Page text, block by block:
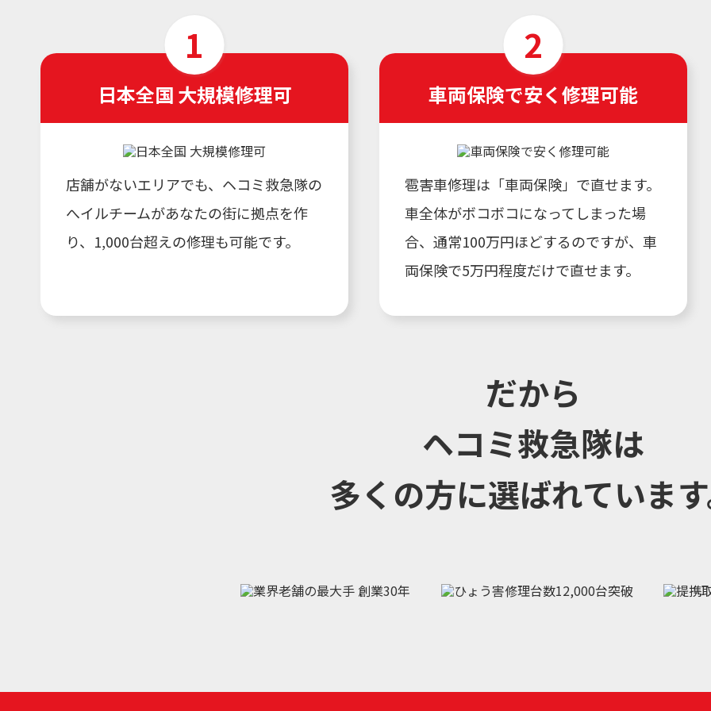
日本全国 大規模修理可
店舗がないエリアでも、ヘコミ救急隊の
へイルチームがあなたの街に拠点を作
り、1,000台超えの修理も可能です。
車両保険で安く修理可能
雹害車修理は「車両保険」で直せます。
車全体がボコボコになってしまった場
合、通常100万円ほどするのですが、車
両保険で5万円程度だけで直せます。
だから
ヘコミ救急隊は
多くの方に選ばれていま